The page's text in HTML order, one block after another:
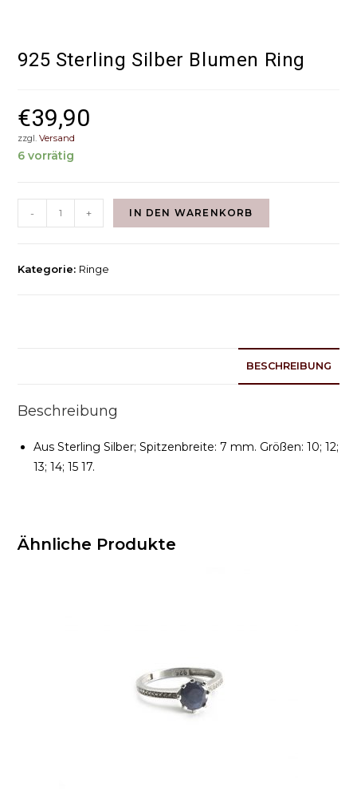
925 Sterling Silber Blumen Ring
€39,90
zzgl.Versand
6 vorrätig
- + IN DEN WARENKORB
Kategorie: Ringe
BESCHREIBUNG
Beschreibung
Aus Sterling Silber; Spitzenbreite: 7 mm. Größen: 10; 12;
13; 14; 15 17.
Ähnliche Produkte